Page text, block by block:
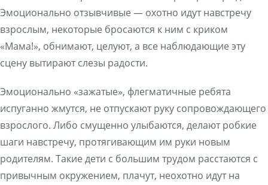
Эмоционально отзывчивые — охотно идут навстречу
взрослым, некоторые бросаются к ним с криком
«Мама!», обнимают, целуют, а все наблюдающие эту
сцену вытирают слезы радости.
Эмоционально «зажатые», флегматичные ребята
испуганно жмутся, не отпускают руку сопровождающего
взрослого. Либо смущенно улыбаются, делают робкие
шаги навстречу, протягивающим им руки новым
родителям. Такие дети с большим трудом расстаются с
привычным окружением, плачут, неохотно идут на